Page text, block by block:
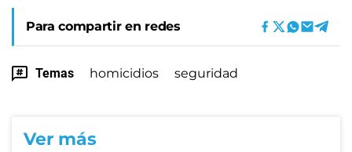
Para compartir en redes
Temas homicidios seguridad
Ver más